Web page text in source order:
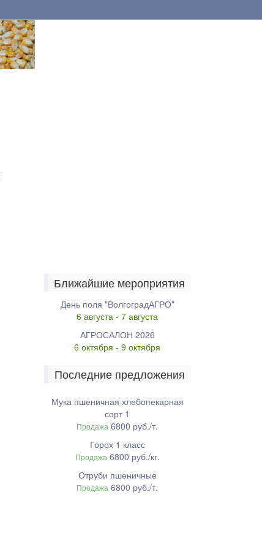
Ближайшие мероприятия
День поля "ВолгоградАГРО"
6 августа - 7 августа
АГРОСАЛОН 2026
6 октября - 9 октября
Последние предложения
Мука пшеничная хлебопекарная
сорт 1
Продажа 6800 руб./т.
Горох 1 класс
Продажа6800 руб./кг.
Отруби пшеничные
Продажа 6800 руб./т.